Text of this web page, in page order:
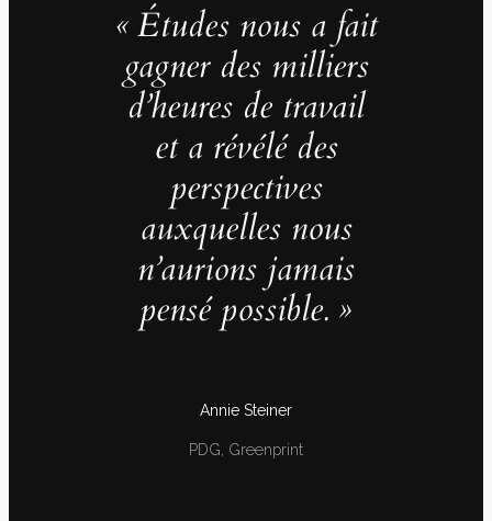
« Études nous a fait
gagner des milliers
d’heures de travail
et a révélé des
perspectives
auxquelles nous
n’aurions jamais
pensé possible. »
Annie Steiner
PDG, Greenprint